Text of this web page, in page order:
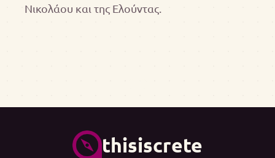
Νικολάου και της Ελούντας.
thisiscrete